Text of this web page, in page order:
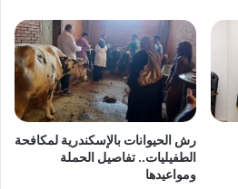
رش الحيوانات بالإسكندرية لمكافحة
الطفيليات.. تفاصيل الحملة
ومواعيدها